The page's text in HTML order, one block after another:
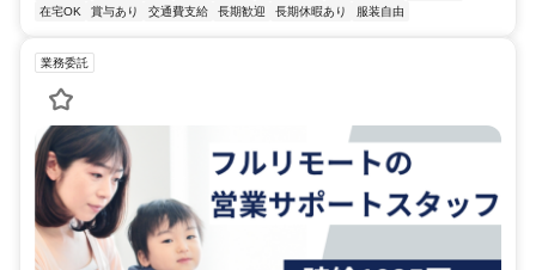
在宅OK
賞与あり 交通費支給 長期歓迎 長期休暇あり 服装自由
業務委託